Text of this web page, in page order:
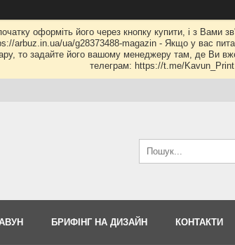
оформіть його через кнопку купити, і з Вами
arbuz.in.ua/ua/g28373488-magazin - Якщо у вас
то задайте його вашому менеджеру там, де Ви
телеграм: https://t.me/Kavun_Print
БРИФІНГ НА ДИЗАЙН КОНТАКТИ